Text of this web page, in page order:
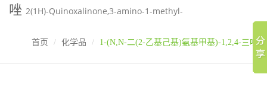
唑 2(1H)-Quinoxalinone,3-amino-1-methyl-
首页 化学品 1-(N,N-二(2-乙基己基)氨基甲基)-1,2,4-三唑